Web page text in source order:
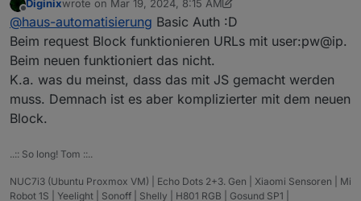
Aber solange der neue den alten
nicht vollständig ersetzen kann,
brauche ihn ja.
Was kann der alte Request-Block denn,
was der neue nicht kann?
Offline
Diginixwrote on Mar 19, 2024, 8:15 AM
last edited by DiginixMar 19, 2024, 9:17 AM
@haus-automatisierung Basic Auth :D
Beim request Block funktionieren URLs mit user:pw@ip.
Beim neuen funktioniert das nicht.
K.a. was du meinst, dass das mit JS gemacht werden
muss. Demnach ist es aber komplizierter mit dem neuen
Block.
..:: So long! Tom ::..
NUC7i3 (Ubuntu Proxmox VM) | Echo Dots 2+3. Gen | Xiaomi Sensoren | Mi
Robot 1S | Yeelight | Sonoff | Shelly | H801 RGB | Gosund SP1 |